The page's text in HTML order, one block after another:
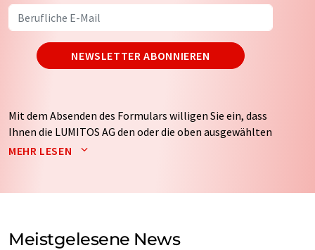
NEWSLETTER ABONNIEREN
Mit dem Absenden des Formulars willigen Sie ein, dass
Ihnen die LUMITOS AG den oder die oben ausgewählten
Newsletter per E-Mail zusendet. Ihre Daten werden
auf Basis unsererDatenschutzerklärung. LUMITOS darf
Meinungsforschung per E-Mail kontaktieren. Ihre
Einwilligung können Sie jederzeit ohne Angabe von
MEHR LESEN
Meistgelesene News